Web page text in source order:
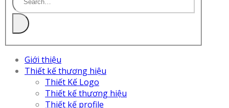
Giới thiệu
Thiết kế thương hiệu
Thiết Kế Logo
Thiết kế thương hiệu
Thiết kế profile